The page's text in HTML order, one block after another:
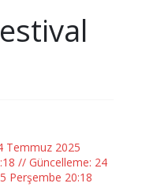
Temmuz 2025
// Güncelleme: 24
Perşembe 20:18